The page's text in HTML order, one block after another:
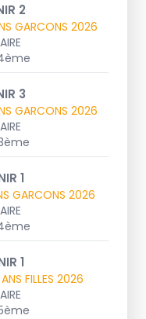
2
GARCONS 2026
3
GARCONS 2026
1
GARCONS 2026
1
FILLES 2026